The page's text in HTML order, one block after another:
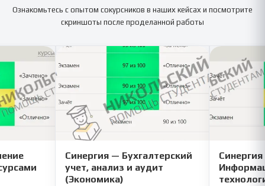
Ознакомьтесь с опытом сокурсников в наших кейсах и посмотрите
скриншоты после проделанной работы
Синергия — Бухгалтерский
учет, анализ и аудит
(Экономика)